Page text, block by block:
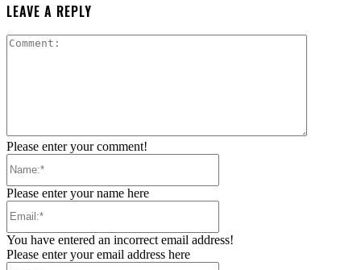
LEAVE A REPLY
Please enter your comment!
Please enter your name here
You have entered an incorrect email address!
Please enter your email address here